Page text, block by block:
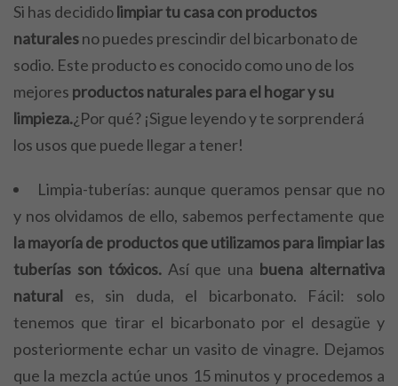
Si has decididolimpiar tu casa con productos
naturalesno puedes prescindir del bicarbonato de
sodio. Este producto es conocido como uno de los
mejores productos naturales para el hogar y su
limpieza.¿Por qué? ¡Sigue leyendo y te sorprenderá
los usos que puede llegar a tener!
Limpia-tuberías: aunque queramos pensar que no
y nos olvidamos de ello, sabemos perfectamente que
la mayoría de productos que utilizamos para limpiar las
tuberías son tóxicos.Así que una buena alternativa
natural es, sin duda, el bicarbonato. Fácil: solo
tenemos que tirar el bicarbonato por el desagüe y
posteriormente echar un vasito de vinagre. Dejamos
que la mezcla actúe unos 15 minutos y procedemos a